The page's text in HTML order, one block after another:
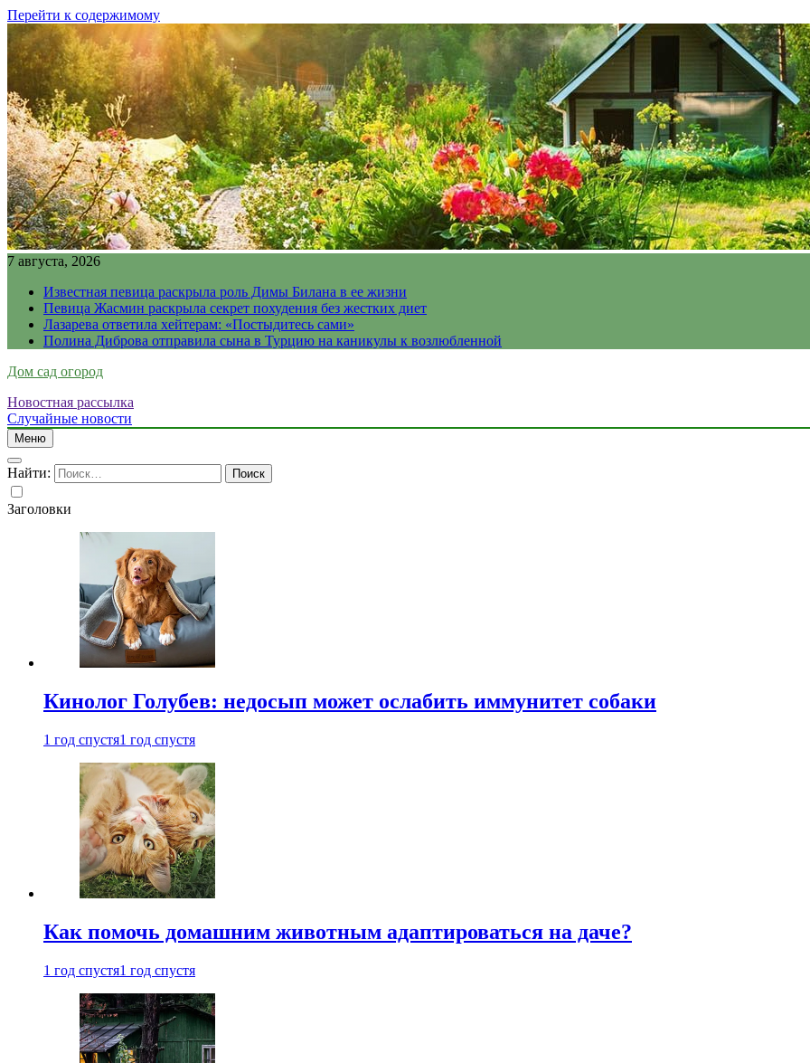
Перейти к содержимому
7 августа, 2026
Известная певица раскрыла роль Димы Билана в ее жизни
Певица Жасмин раскрыла секрет похудения без жестких диет
Лазарева ответила хейтерам: «Постыдитесь сами»
Полина Диброва отправила сына в Турцию на каникулы к возлюбленной
Дом сад огород
Новостная рассылка
Случайные новости
Меню
Найти:
Заголовки
Кинолог Голубев: недосып может ослабить иммунитет собаки
1 год спустя1 год спустя
Как помочь домашним животным адаптироваться на даче?
1 год спустя1 год спустя